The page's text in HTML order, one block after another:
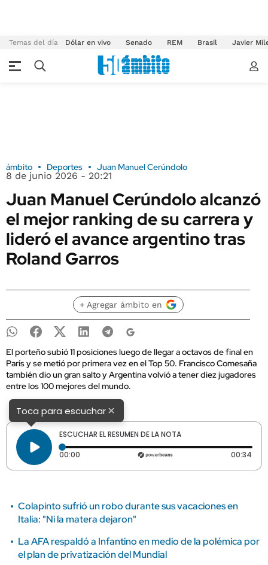
Temas del día Dólar en vivo Senado REM Brasil Javier
ámbito Deportes Juan Manuel Cerúndolo
8 de junio 2026 - 20:21
Juan Manuel Cerúndolo alcanzó
el mejor ranking de su carrera y
lideró el avance argentino tras
Roland Garros
+ Agregar ámbito en
El porteño subió 11 posiciones luego de llegar a octavos de final en
París y se metió por primera vez en el Top 50. Francisco Comesaña
también dio un gran salto y Argentina volvió a tener diez jugadores
entre los 100 mejores del mundo.
Toca para escuchar×
ESCUCHAR EL RESUMEN DE LA NOTA
00:00 Tiempo transcurrido: 0 segundos 00:34
Colapinto sufrió un robo durante sus vacaciones en
Italia: "Ni la matera dejaron"
La AFA respaldó a Infantino en medio de la polémica por
el plan de privatización del Mundial